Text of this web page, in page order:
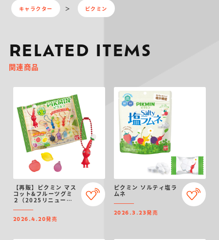
キャラクター ピクミン
RELATED ITEMS
関連商品
【再販】ピクミン マス
コット&フルーツグミ
２（2025リニューア
2026.4.20発売
ピクミン ソルティ塩ラ
ムネ
2026.3.23発売